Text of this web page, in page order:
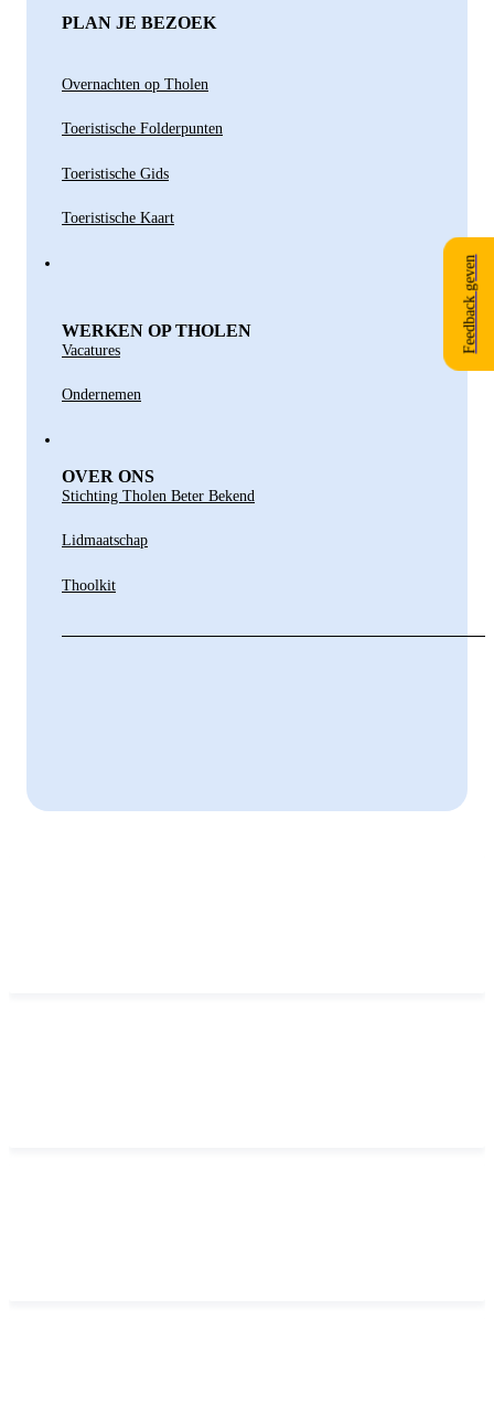
PLAN JE BEZOEK
Overnachten op Tholen
Toeristische Folderpunten
Toeristische Gids
Toeristische Kaart
WERKEN OP THOLEN
Vacatures
Ondernemen
OVER ONS
Stichting Tholen Beter Bekend
Lidmaatschap
Thoolkit
Feedback geven